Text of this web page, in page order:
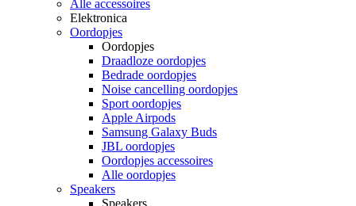
Alle accessoires
Elektronica
Oordopjes
Oordopjes
Draadloze oordopjes
Bedrade oordopjes
Noise cancelling oordopjes
Sport oordopjes
Apple Airpods
Samsung Galaxy Buds
JBL oordopjes
Oordopjes accessoires
Alle oordopjes
Speakers
Speakers